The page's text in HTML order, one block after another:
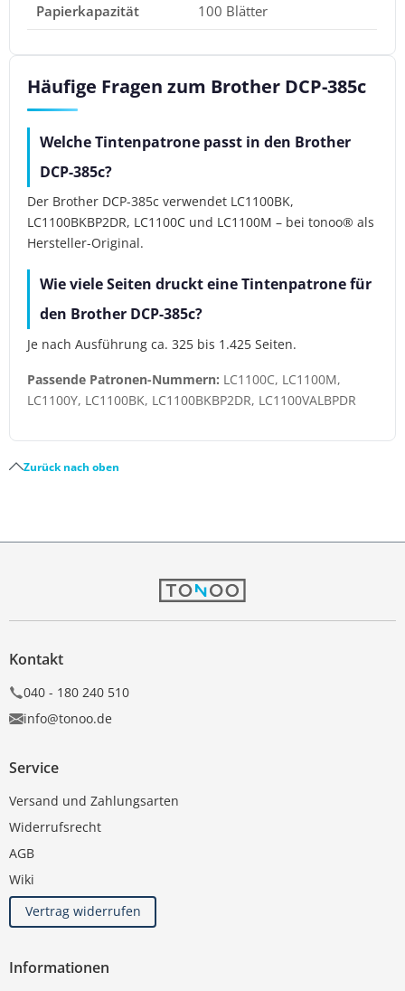
Papierkapazität
100 Blätter
Häufige Fragen zum Brother DCP-385c
Welche Tintenpatrone passt in den Brother
DCP-385c?
Der Brother DCP-385c verwendet LC1100BK,
LC1100BKBP2DR, LC1100C und LC1100M – bei tonoo® als
Hersteller-Original.
Wie viele Seiten druckt eine Tintenpatrone für
den Brother DCP-385c?
Je nach Ausführung ca. 325 bis 1.425 Seiten.
Passende Patronen-Nummern: LC1100C, LC1100M,
LC1100Y, LC1100BK, LC1100BKBP2DR, LC1100VALBPDR
Zurück nach oben
Kontakt
040 - 180 240 510
info@tonoo.de
Service
Versand und Zahlungsarten
Widerrufsrecht
AGB
Wiki
Vertrag widerrufen
Informationen